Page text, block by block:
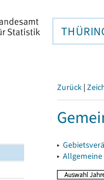
Zurück |
▸
▸